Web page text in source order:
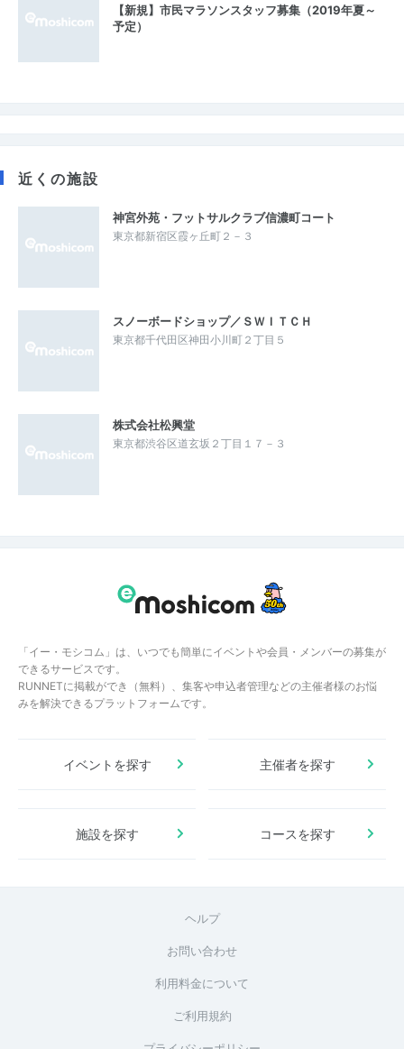
【新規】市民マラソンスタッフ募集（2019年夏～
予定）
近くの施設
神宮外苑・フットサルクラブ信濃町コート
東京都新宿区霞ヶ丘町２－３
スノーボードショップ／ＳＷＩＴＣＨ
東京都千代田区神田小川町２丁目５
株式会社松興堂
東京都渋谷区道玄坂２丁目１７－３
「イー・モシコム」は、いつでも簡単にイベントや会員・メンバーの募集が
できるサービスです。
RUNNETに掲載ができ（無料）、集客や申込者管理などの主催者様のお悩
みを解決できるプラットフォームです。
イベントを探す 主催者を探す
施設を探す コースを探す
ヘルプ
お問い合わせ
利用料金について
ご利用規約